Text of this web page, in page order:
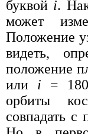
буквой i.
может
Положение
видеть,
положение
или i =
орбиты
совпадать с